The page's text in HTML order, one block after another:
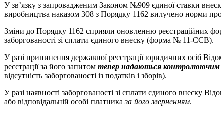
У зв’язку з запровадженим Законом №909 єдиної ставки
виробництва наказом 308 з Порядку 1162 вилучено норми
Зміни до Порядку 1162 сприяли оновленню реєстраційних
заборгованості зі сплати єдиного внеску (форма № 11-ЄСВ).
У разі припинення державної реєстрації юридичних осіб
реєстрації за його запитом тепер надаються контролюючим
відсутність заборгованості із податків і зборів).
У разі наявності заборгованості зі сплати єдиного внеску
або відповідальній особі платниказа його зверненням.